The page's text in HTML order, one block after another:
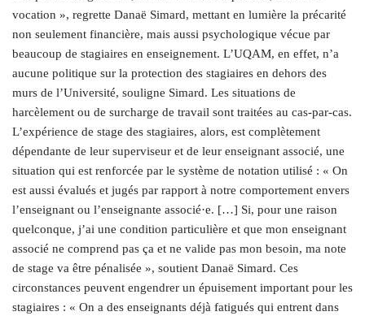
vocation », regrette Danaë Simard, mettant en lumière la précarité
non seulement financière, mais aussi psychologique vécue par
beaucoup de stagiaires en enseignement. L’UQAM, en effet, n’a
aucune politique sur la protection des stagiaires en dehors des
murs de l’Université, souligne Simard. Les situations de
harcèlement ou de surcharge de travail sont traitées au cas-par-cas.
L’expérience de stage des stagiaires, alors, est complètement
dépendante de leur superviseur et de leur enseignant associé, une
situation qui est renforcée par le système de notation utilisé : « On
est aussi évalués et jugés par rapport à notre comportement envers
l’enseignant ou l’enseignante associé·e. […] Si, pour une raison
quelconque, j’ai une condition particulière et que mon enseignant
associé ne comprend pas ça et ne valide pas mon besoin, ma note
de stage va être pénalisée », soutient Danaë Simard. Ces
circonstances peuvent engendrer un épuisement important pour les
stagiaires : « On a des enseignants déjà fatigués qui entrent dans